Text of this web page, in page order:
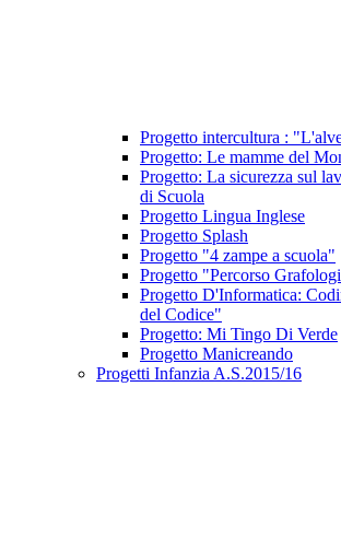
Progetto intercultura :
Progetto: Le mamme del
Progetto: La sicurezza sul
di Scuola
Progetto Lingua Inglese
Progetto Splash
Progetto "4 zampe a scuola"
Progetto "Percorso
Progetto D'Informatica:
del Codice"
Progetto: Mi Tingo Di Verde
Progetto Manicreando
Progetti Infanzia A.S.2015/16